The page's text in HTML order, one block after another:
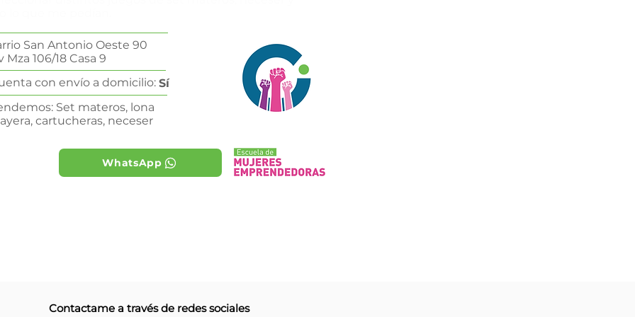
San Antonio Oeste 90
Mza 106/18 Casa 9
con envío a domicilio: Sí
Set materos, lona
cartucheras, neceser
WhatsApp
Contactame a través de redes sociales